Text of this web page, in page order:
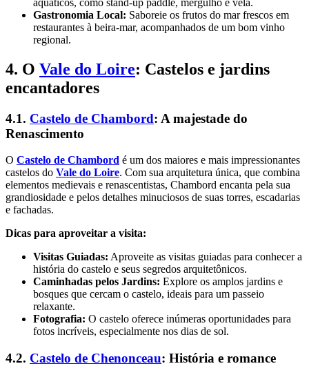
Gastronomia Local: Saboreie os frutos do mar frescos em
restaurantes à beira-mar, acompanhados de um bom vinho
regional.
4. O Vale do Loire: Castelos e jardins
encantadores
4.1. Castelo de Chambord: A majestade do
Renascimento
O Castelo de Chambord é um dos maiores e mais impressionantes
castelos do Vale do Loire. Com sua arquitetura única, que combina
elementos medievais e renascentistas, Chambord encanta pela sua
grandiosidade e pelos detalhes minuciosos de suas torres, escadarias
e fachadas.
Dicas para aproveitar a visita:
Visitas Guiadas: Aproveite as visitas guiadas para conhecer a
história do castelo e seus segredos arquitetônicos.
Caminhadas pelos Jardins: Explore os amplos jardins e
bosques que cercam o castelo, ideais para um passeio
relaxante.
Fotografia: O castelo oferece inúmeras oportunidades para
fotos incríveis, especialmente nos dias de sol.
4.2. Castelo de Chenonceau: História e romance